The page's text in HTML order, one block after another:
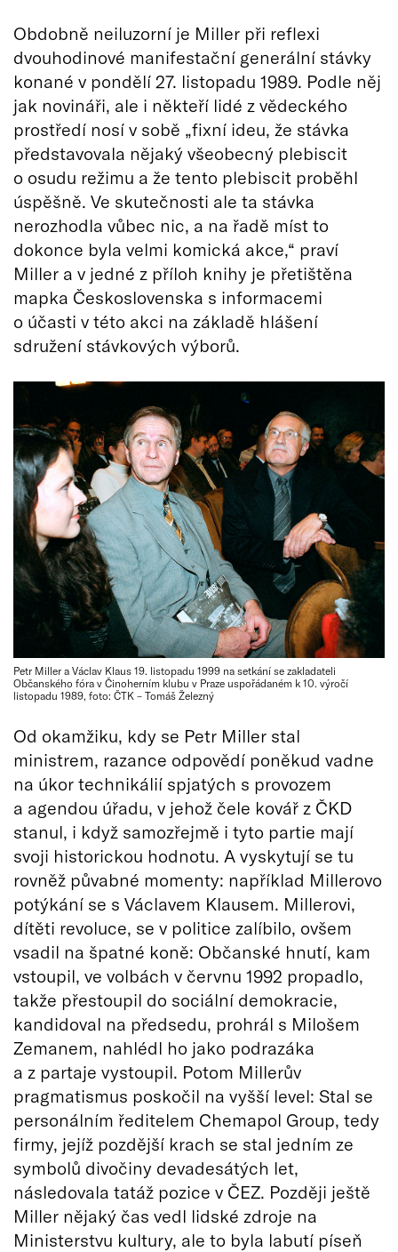
Obdobně neiluzorní je Miller při reflexi
dvouhodinové manifestační generální stávky
konané v pondělí 27. listopadu 1989. Podle něj
jak novináři, ale i někteří lidé z vědeckého
prostředí nosí v sobě „fixní ideu, že stávka
představovala nějaký všeobecný plebiscit
o osudu režimu a že tento plebiscit proběhl
úspěšně. Ve skutečnosti ale ta stávka
nerozhodla vůbec nic, a na řadě míst to
dokonce byla velmi komická akce,“ praví
Miller a v jedné z příloh knihy je přetištěna
mapka Československa s informacemi
o účasti v této akci na základě hlášení
sdružení stávkových výborů.
Petr Miller a Václav Klaus 19. listopadu 1999 na setkání se zakladateli
Občanského fóra v Činoherním klubu v Praze uspořádaném k 10. výročí
listopadu 1989, foto: ČTK – Tomáš Železný
Od okamžiku, kdy se Petr Miller stal
ministrem, razance odpovědí poněkud vadne
na úkor technikálií spjatých s provozem
a agendou úřadu, v jehož čele kovář z ČKD
stanul, i když samozřejmě i tyto partie mají
svoji historickou hodnotu. A vyskytují se tu
rovněž půvabné momenty: například Millerovo
potýkání se s Václavem Klausem. Millerovi,
dítěti revoluce, se v politice zalíbilo, ovšem
vsadil na špatné koně: Občanské hnutí, kam
vstoupil, ve volbách v červnu 1992 propadlo,
takže přestoupil do sociální demokracie,
kandidoval na předsedu, prohrál s Milošem
Zemanem, nahlédl ho jako podrazáka
a z partaje vystoupil. Potom Millerův
pragmatismus poskočil na vyšší level: Stal se
personálním ředitelem Chemapol Group, tedy
firmy, jejíž pozdější krach se stal jedním ze
symbolů divočiny devadesátých let,
následovala tatáž pozice v ČEZ. Později ještě
Miller nějaký čas vedl lidské zdroje na
Ministerstvu kultury, ale to byla labutí píseň